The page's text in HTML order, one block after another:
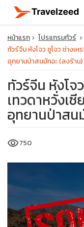
travel_explore
calendar_month
หน้าแรก โปรแกรมทัวร์
ทัวร์จีน หังโจว ซูโจว ซ่างเ
อุทยานป่าสนมัทฉะ (ลงร้าน)
ทัวร์จีน หังโจ
เทวดาหวั่งเ
อุทยานป่าสน
visibility750